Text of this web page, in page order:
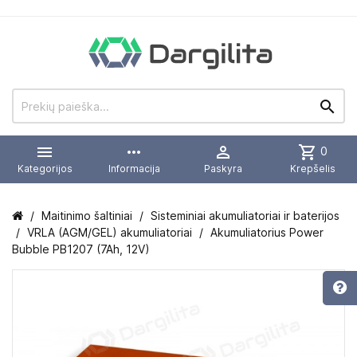


Kategorijos
more_horiz
Informacija

Paskyra
shopping_cart 0
Krepšelis
Maitinimo šaltiniai
Sisteminiai akumuliatoriai ir baterijos
VRLA (AGM/GEL) akumuliatoriai
Akumuliatorius Power
Bubble PB1207 (7Ah, 12V)